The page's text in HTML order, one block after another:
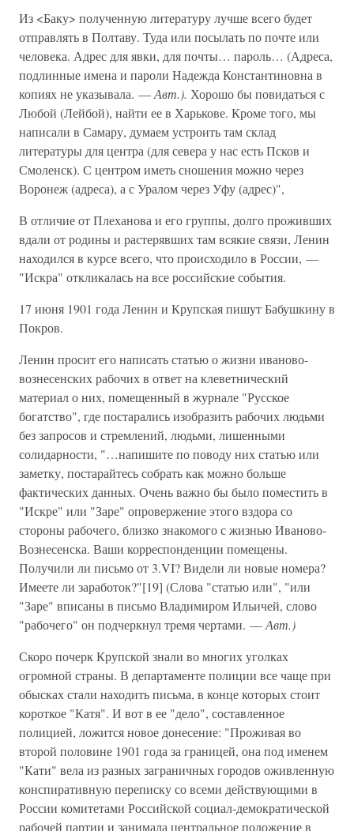
Из <Баку> полученную литературу лучше всего будет
отправлять в Полтаву. Туда или посылать по почте или
человека. Адрес для явки, для почты… пароль… (Адреса,
подлинные имена и пароли Надежда Константиновна в
копиях не указывала. —Авт.). Хорошо бы повидаться с
Любой (Лейбой), найти ее в Харькове. Кроме того, мы
написали в Самару, думаем устроить там склад
литературы для центра (для севера у нас есть Псков и
Смоленск). С центром иметь сношения можно через
Воронеж (адреса), а с Уралом через Уфу (адрес)",
В отличие от Плеханова и его группы, долго проживших
вдали от родины и растерявших там всякие связи, Ленин
находился в курсе всего, что происходило в России, —
"Искра" откликалась на все российские события.
17 июня 1901 года Ленин и Крупская пишут Бабушкину в
Покров.
Ленин просит его написать статью о жизни иваново-
вознесенских рабочих в ответ на клеветнический
материал о них, помещенный в журнале "Русское
богатство", где постарались изобразить рабочих людьми
без запросов и стремлений, людьми, лишенными
солидарности, "…напишите по поводу них статью или
заметку, постарайтесь собрать как можно больше
фактических данных. Очень важно бы было поместить в
"Искре" или "Заре" опровержение этого вздора со
стороны рабочего, близко знакомого с жизнью Иваново-
Вознесенска. Ваши корреспонденции помещены.
Получили ли письмо от 3.VI? Видели ли новые номера?
Имеете ли заработок?"[19] (Слова "статью или", "или
"Заре" вписаны в письмо Владимиром Ильичей, слово
"рабочего" он подчеркнул тремя чертами. —Авт.)
Скоро почерк Крупской знали во многих уголках
огромной страны. В департаменте полиции все чаще при
обысках стали находить письма, в конце которых стоит
короткое "Катя". И вот в ее "дело", составленное
полицией, ложится новое донесение: "Проживая во
второй половине 1901 года за границей, она под именем
"Кати" вела из разных заграничных городов оживленную
конспиративную переписку со всеми действующими в
России комитетами Российской социал-демократической
рабочей партии и занимала центральное положение в